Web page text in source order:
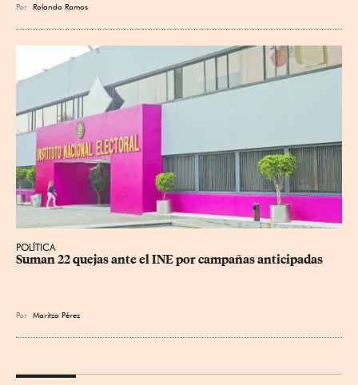
Por Rolando Ramos
POLÍTICA
Suman 22 quejas ante el INE por campañas anticipadas
Por Maritza Pérez